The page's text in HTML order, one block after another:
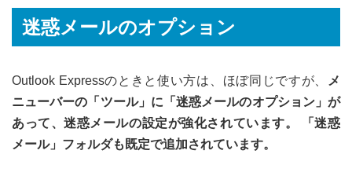
迷惑メールのオプション
Outlook Expressのときと使い方は、ほぼ同じですが、
メ
ニューバーの「ツール」に「迷惑メールのオプション」が
あって、迷惑メールの設定が強化されています。 「迷惑
メール」フォルダも既定で追加されています。